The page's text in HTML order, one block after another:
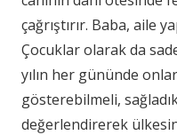
çağrıştırır. Baba, aile
Çocuklar olarak da
yılın her gününde
gösterebilmeli,
değerlendirerek